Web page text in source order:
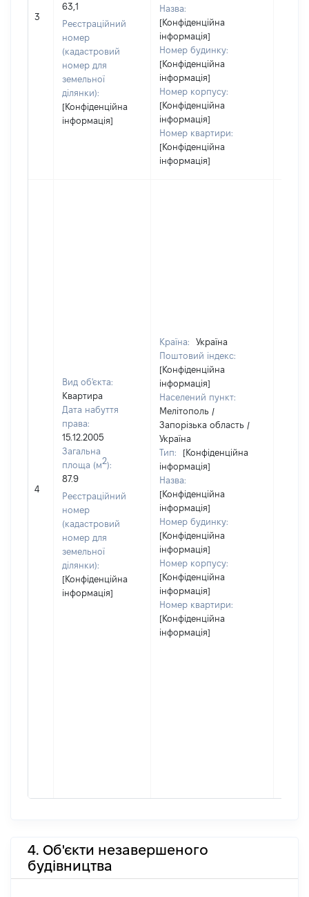
3
63,1
Реєстраційний
номер
(кадастровий
номер для
земельної
ділянки):
[Конфіденційна
інформація]
Назва:
[Конфіденційна
інформація]
Номер будинку:
[Конфіденційна
інформація]
Номер корпусу:
[Конфіденційна
інформація]
Номер квартири:
[Конфіденційна
інформація]
4
Вид об'єкта:
Квартира
Дата набуття
права:
15.12.2005
Загальна
площа (м2):
87.9
Реєстраційний
номер
(кадастровий
номер для
земельної
ділянки):
[Конфіденційна
інформація]
Країна:
Україна
Поштовий індекс:
[Конфіденційна
інформація]
Населений пункт:
Мелітополь /
Запорізька область /
Україна
Тип:
[Конфіденційна
інформація]
Назва:
[Конфіденційна
інформація]
Номер будинку:
[Конфіденційна
інформація]
Номер корпусу:
[Конфіденційна
інформація]
Номер квартири:
[Конфіденційна
інформація]
4. Об'єкти незавершеного
будівництва